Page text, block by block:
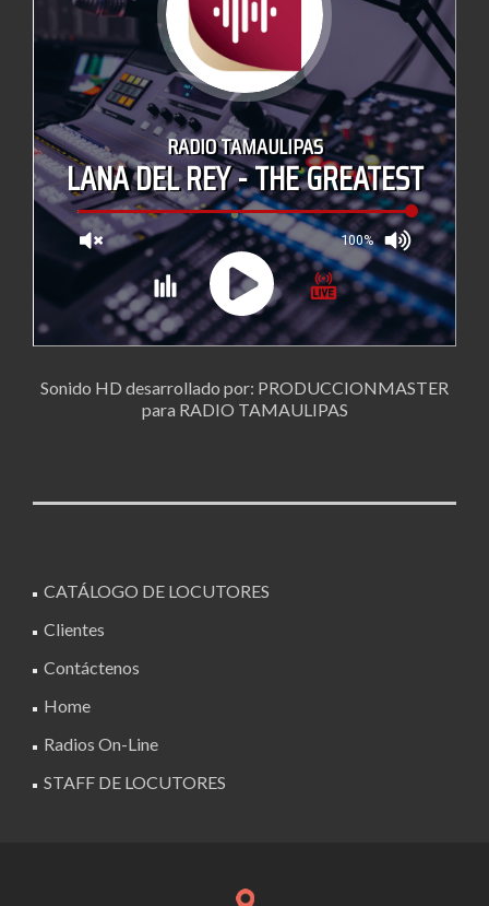
Sonido HD desarrollado por: PRODUCCIONMASTER
para RADIO TAMAULIPAS
CATÁLOGO DE LOCUTORES
Clientes
Contáctenos
Home
Radios On-Line
STAFF DE LOCUTORES